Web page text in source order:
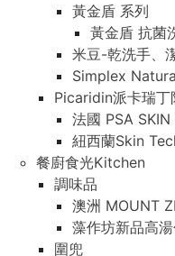
黃金盾 系列
黃金盾 抗菌
米豆-乾洗手、
Simplex
Picaridin派卡瑞丁
法國 PSA
紐西蘭Skin
餐廚食光Kitchen
調味品
澳洲 MOUNT
藻作坊新品高
圍兜